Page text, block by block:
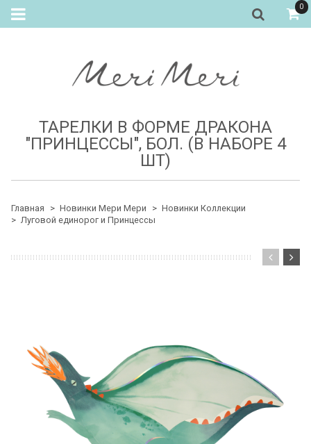
0
ТАРЕЛКИ В ФОРМЕ ДРАКОНА
"ПРИНЦЕССЫ", БОЛ. (В НАБОРЕ 4
ШТ)
Главная Новинки Мери Мери
Новинки Коллекции
Луговой единорог и Принцессы